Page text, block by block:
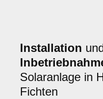
Installation
Solaranlage in
Fichten